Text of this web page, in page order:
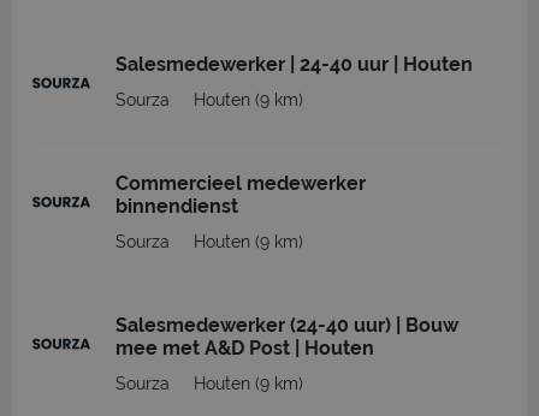
Salesmedewerker | 24-40 uur | Houten
Sourza Houten (9 km)
Commercieel medewerker
binnendienst
Sourza Houten (9 km)
Salesmedewerker (24-40 uur) | Bouw
mee met A&D Post | Houten
Sourza Houten (9 km)